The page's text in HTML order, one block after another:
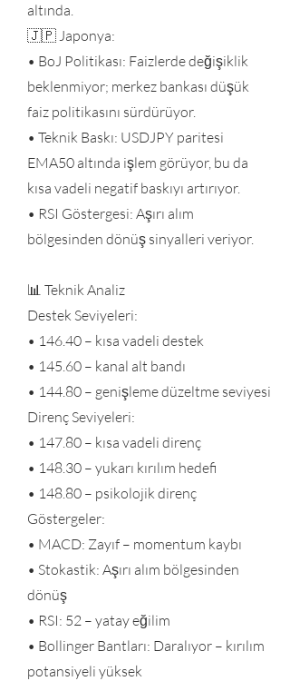
altında.
🇯🇵 Japonya:
• BoJ Politikası: Faizlerde değişiklik
beklenmiyor; merkez bankası düşük
faiz politikasını sürdürüyor.
• Teknik Baskı: USDJPY paritesi
EMA50 altında işlem görüyor, bu da
kısa vadeli negatif baskıyı artırıyor.
• RSI Göstergesi: Aşırı alım
bölgesinden dönüş sinyalleri veriyor.
📊 Teknik Analiz
Destek Seviyeleri:
• 146.40 – kısa vadeli destek
• 145.60 – kanal alt bandı
• 144.80 – genişleme düzeltme seviyesi
Direnç Seviyeleri:
• 147.80 – kısa vadeli direnç
• 148.30 – yukarı kırılım hedefi
• 148.80 – psikolojik direnç
Göstergeler:
• MACD: Zayıf – momentum kaybı
• Stokastik: Aşırı alım bölgesinden
dönüş
• RSI: 52 – yatay eğilim
• Bollinger Bantları: Daralıyor – kırılım
potansiyeli yüksek